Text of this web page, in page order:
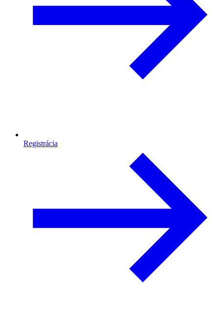
Registrácia